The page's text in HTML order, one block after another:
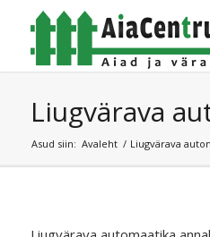
Liugvärava
Asud siin: Avaleht / Liugvärava